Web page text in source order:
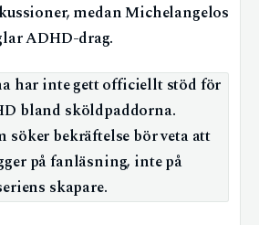
medan Michelangelos
ADHD-drag.
har inte gett officiellt stöd för
bland sköldpaddorna.
söker bekräftelse bör veta att
på fanläsning, inte på
skapare.